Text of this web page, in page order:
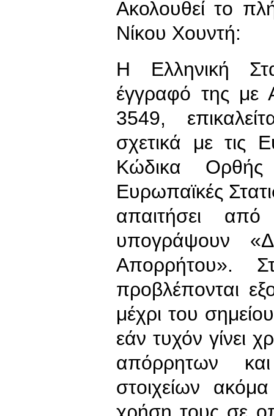
Ακολουθεί το
Νίκου Χουντή:
Η Ελληνική
έγγραφό της με
3549,
σχετικά με τις
Κώδικα
Ευρωπαϊκές
απαιτήσει
υπογράψουν
Απορρήτου».
προβλέπονται
μέχρι του
εάν τυχόν γίνει
απόρρητων και
στοιχείων